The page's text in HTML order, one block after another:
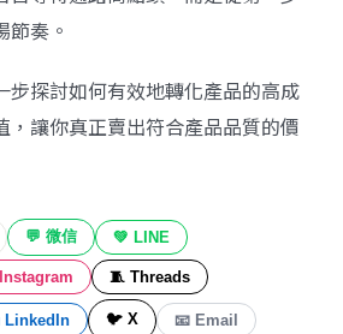
節奏。
步探討如何有效地轉化產品的高成
，讓你真正賣出符合產品品質的價
💬 微信 💚 LINE
🧵 Threads
LinkedIn 🐦 X 📧 Email